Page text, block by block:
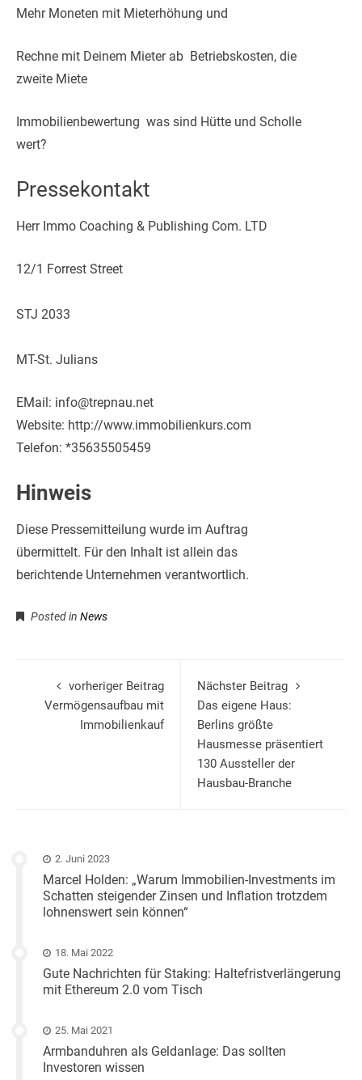
Mehr Moneten mit Mieterhöhung und
Rechne mit Deinem Mieter ab  Betriebskosten, die
zweite Miete
Immobilienbewertung  was sind Hütte und Scholle
wert?
Pressekontakt
Herr Immo Coaching & Publishing Com. LTD
12/1 Forrest Street
STJ 2033
MT-St. Julians
EMail: info@trepnau.net
Website: http://www.immobilienkurs.com
Telefon: *35635505459
Hinweis
Diese Pressemitteilung wurde im Auftrag
übermittelt. Für den Inhalt ist allein das
berichtende Unternehmen verantwortlich.
Posted in News
vorheriger Beitrag
Vermögensaufbau mit
Immobilienkauf
Nächster Beitrag
Das eigene Haus:
Berlins größte
Hausmesse präsentiert
130 Aussteller der
Hausbau-Branche
2. Juni 2023
Marcel Holden: „Warum Immobilien-Investments im
Schatten steigender Zinsen und Inflation trotzdem
lohnenswert sein können“
18. Mai 2022
Gute Nachrichten für Staking: Haltefristverlängerung
mit Ethereum 2.0 vom Tisch
25. Mai 2021
Armbanduhren als Geldanlage: Das sollten
Investoren wissen